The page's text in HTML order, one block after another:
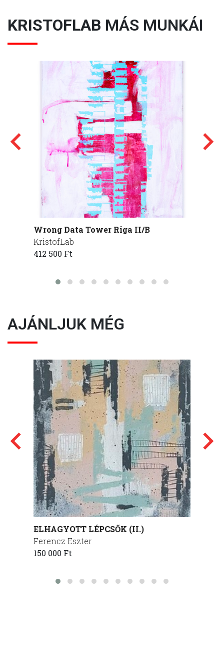
KRISTOFLAB MÁS MUNKÁI
Wrong Data Tower Riga II/B
KristofLab
412 500 Ft
AJÁNLJUK MÉG
ELHAGYOTT LÉPCSŐK (II.)
Ferencz Eszter
150 000 Ft